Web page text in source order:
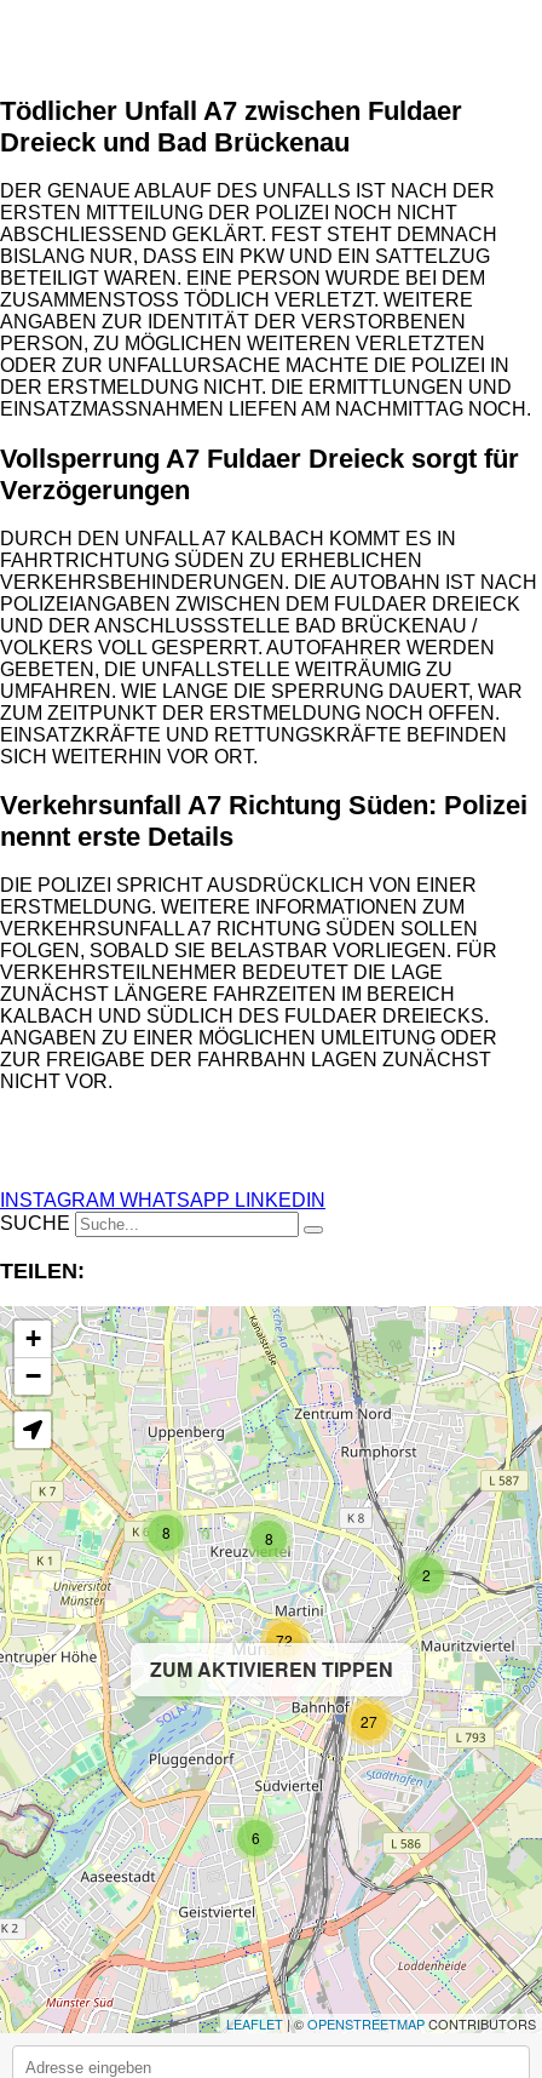
Tödlicher Unfall A7 zwischen Fuldaer
Dreieck und Bad Brückenau
DER GENAUE ABLAUF DES UNFALLS IST NACH DER
ERSTEN MITTEILUNG DER POLIZEI NOCH NICHT
ABSCHLIESSEND GEKLÄRT. FEST STEHT DEMNACH B
ISLANG NUR, DASS EIN PKW UND EIN SATTELZUG B
ETEILIGT WAREN. EINE PERSON WURDE BEI DEM Z
USAMMENSTOSS TÖDLICH VERLETZT. WEITERE AN
GABEN ZUR IDENTITÄT DER VERSTORBENEN PE
RSON, ZU MÖGLICHEN WEITEREN VERLETZTEN OD
ER ZUR UNFALLURSACHE MACHTE DIE POLIZEI IN DE
R ERSTMELDUNG NICHT. DIE ERMITTLUNGEN UND EI
NSATZMASSNAHMEN LIEFEN AM NACHMITTAG NOCH.
Vollsperrung A7 Fuldaer Dreieck sorgt für
Verzögerungen
DURCH DEN UNFALL A7 KALBACH KOMMT ES IN
FAHRTRICHTUNG SÜDEN ZU ERHEBLICHEN
VERKEHRSBEHINDERUNGEN. DIE AUTOBAHN IST NACH
POLIZEIANGABEN ZWISCHEN DEM FULDAER DREIECK
UND DER ANSCHLUSSSTELLE BAD BRÜCKENAU /
VOLKERS VOLL GESPERRT. AUTOFAHRER WERDEN
GEBETEN, DIE UNFALLSTELLE WEITRÄUMIG ZU
UMFAHREN. WIE LANGE DIE SPERRUNG DAUERT, WAR
ZUM ZEITPUNKT DER ERSTMELDUNG NOCH OFFEN.
EINSATZKRÄFTE UND RETTUNGSKRÄFTE BEFINDEN
SICH WEITERHIN VOR ORT.
Verkehrsunfall A7 Richtung Süden: Polizei
nennt erste Details
DIE POLIZEI SPRICHT AUSDRÜCKLICH VON EINER
ERSTMELDUNG. WEITERE INFORMATIONEN ZUM
VERKEHRSUNFALL A7 RICHTUNG SÜDEN SOLLEN
FOLGEN, SOBALD SIE BELASTBAR VORLIEGEN. FÜR
VERKEHRSTEILNEHMER BEDEUTET DIE LAGE
ZUNÄCHST LÄNGERE FAHRZEITEN IM BEREICH
KALBACH UND SÜDLICH DES FULDAER DREIECKS.
ANGABEN ZU EINER MÖGLICHEN UMLEITUNG ODER
ZUR FREIGABE DER FAHRBAHN LAGEN ZUNÄCHST
NICHT VOR.
INSTAGRAM WHATSAPP LINKEDIN
SUCHE
TEILEN:
ZUM AKTIVIEREN TIPPEN
2
8
6
8
27
5
72
+
−
LEAFLET| ©OPENSTREETMAPCONTRIBUTORS